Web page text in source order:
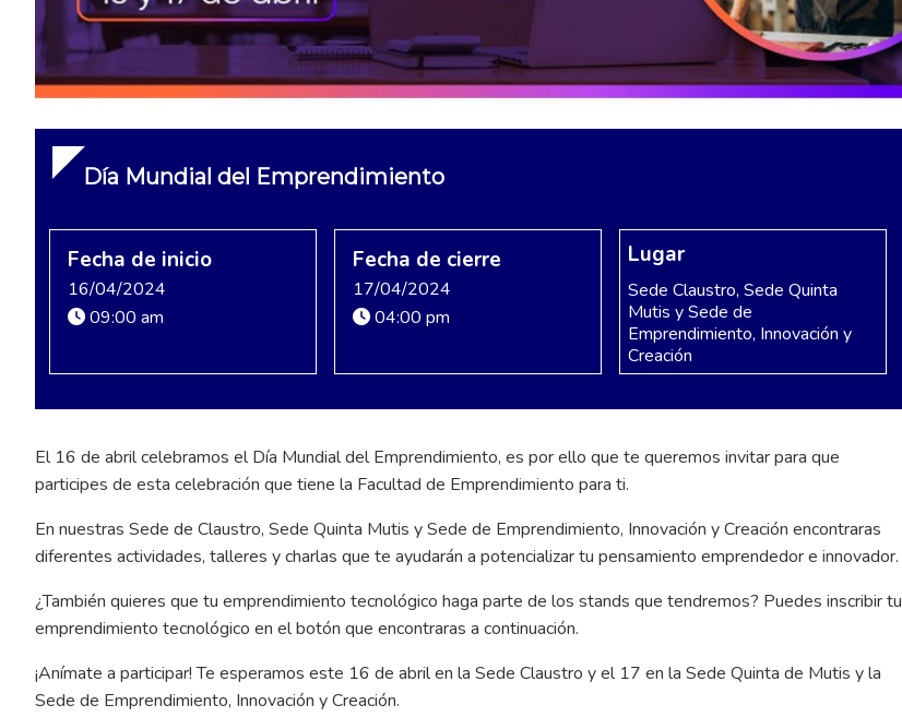
Día Mundial del Emprendimiento
Fecha de inicio
16/04/2024
09:00 am
Fecha de cierre
17/04/2024
04:00 pm
Lugar
Sede Claustro, Sede Quinta
Mutis y Sede de
Emprendimiento, Innovación y
Creación
El 16 de abril celebramos el Día Mundial del Emprendimiento, es por ello que te queremos invitar para que
participes de esta celebración que tiene la Facultad de Emprendimiento para ti.
En nuestras Sede de Claustro, Sede Quinta Mutis y Sede de Emprendimiento, Innovación y Creación encontraras
diferentes actividades, talleres y charlas que te ayudarán a potencializar tu pensamiento emprendedor e innovador.
¿También quieres que tu emprendimiento tecnológico haga parte de los stands que tendremos? Puedes inscribir tu
emprendimiento tecnológico en el botón que encontraras a continuación.
¡Anímate a participar! Te esperamos este 16 de abril en la Sede Claustro y el 17 en la Sede Quinta de Mutis y la
Sede de Emprendimiento, Innovación y Creación.